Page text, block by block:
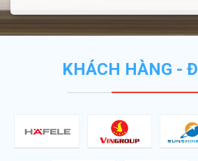
KHÁCH HÀNG -